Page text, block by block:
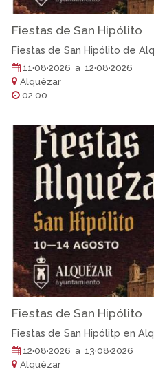
Fiestas de San Hipólito
Fiestas de San Hipólito de
11·08·2026 a 12·08·2026
Alquézar
02:00
Fiestas de San Hipólito
Fiestas de San Hipólitp en
12·08·2026 a 13·08·2026
Alquézar